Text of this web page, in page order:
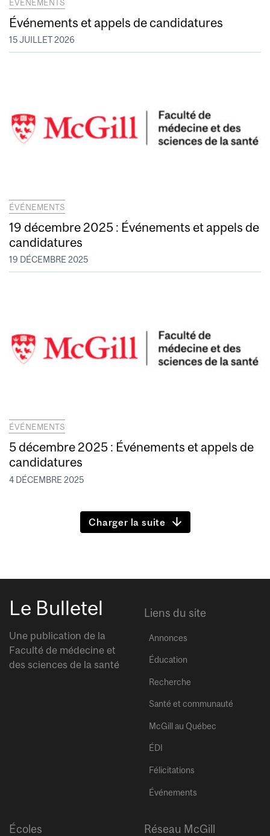
ÉVÉNEMENTS
Événements et appels de candidatures
15 JUILLET 2026
ÉVÉNEMENTS
19 décembre 2025 : Événements et appels de
candidatures
19 DÉCEMBRE 2025
ÉVÉNEMENTS
5 décembre 2025 : Événements et appels de
candidatures
4 DÉCEMBRE 2025
Charger la suite
Le Bulletel
Une publication de la
Faculté de médecine et
des sciences de la santé
Liens du site
Annonces
Éducation
Recherche
Santé et communauté
McGill au Québec
ÉDI
Félicitations
Événements
Écoles Réseau McGill